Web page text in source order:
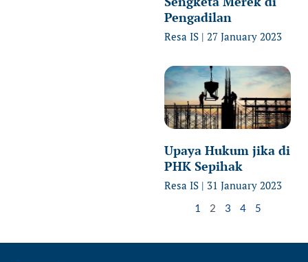
Pengadilan
Resa IS 27 January 2023
Upaya Hukum jika di
PHK Sepihak
Resa IS 31 January 2023
1 2 3 4 5